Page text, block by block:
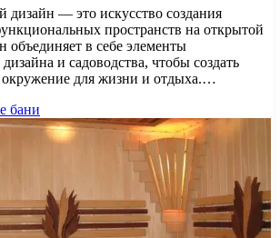
— это искусство создания
пространств на открытой
объединяет в себе элементы
и садоводства, чтобы создать
окружение для жизни и отдыха.…
бани